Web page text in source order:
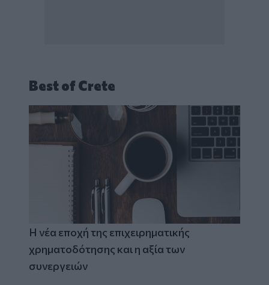
Best of Crete
Η νέα εποχή της επιχειρηματικής
χρηματοδότησης και η αξία των
συνεργειών